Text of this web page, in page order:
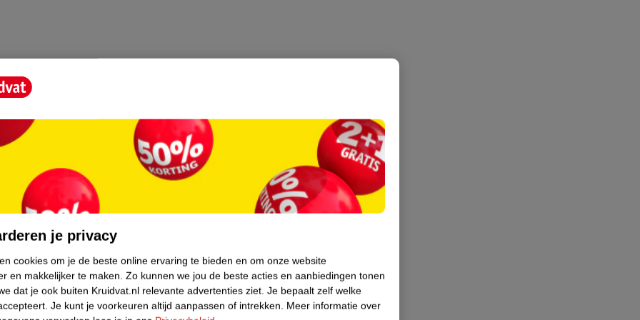
kindje gaat proberen om zich op handen
je privacy
cookies om je de beste online ervaring te bieden en om onze website
en makkelijker te maken. Zo kunnen we jou de beste acties en aanbiedingen tonen
dat je ook buiten Kruidvat.nl relevante advertenties ziet. Je bepaalt zelf welke
Je kunt je voorkeuren altijd aanpassen of intrekken. Meer informatie over